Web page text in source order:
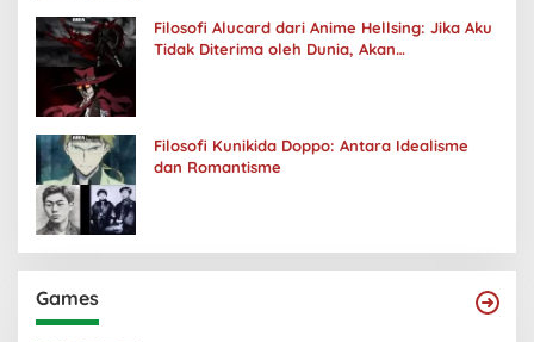
Filosofi Alucard dari Anime Hellsing: Jika Aku
Tidak Diterima oleh Dunia, Akan
Filosofi Kunikida Doppo: Antara Idealisme
dan Romantisme
Games